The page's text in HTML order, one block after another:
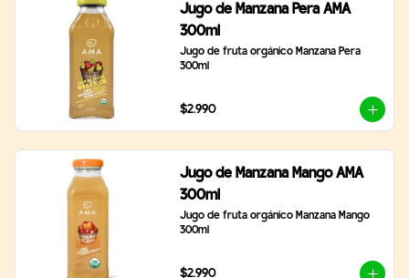
Jugo de Manzana Pera AMA
300ml
Jugo de fruta orgánico Manzana Pera
300ml
$2.990
Jugo de Manzana Mango AMA
300ml
Jugo de fruta orgánico Manzana Mango
300ml
$2.990